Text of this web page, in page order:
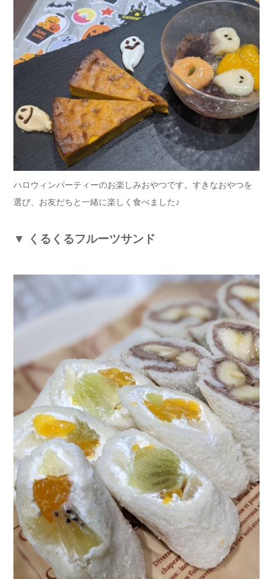
ハロウィンパーティーのお楽しみおやつです。すきなおやつを
選び、お友だちと一緒に楽しく食べました♪
▼ くるくるフルーツサンド